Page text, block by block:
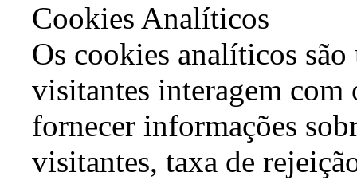
Cookies Analíticos
Os cookies analíticos são
visitantes interagem com
fornecer informações
visitantes, taxa de